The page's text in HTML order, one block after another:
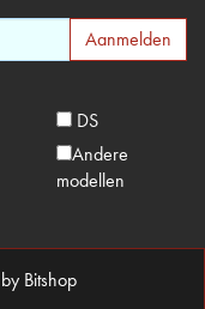
DS
Andere
modellen
Bitshop